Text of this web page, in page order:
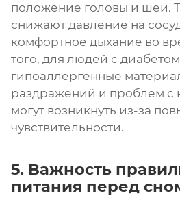
положение головы и шеи.
снижают давление на
комфортное дыхание во
того, для людей с
гипоаллергенные
раздражений и проблем с
могут возникнуть из-за
чувствительности.
5. Важность
питания перед